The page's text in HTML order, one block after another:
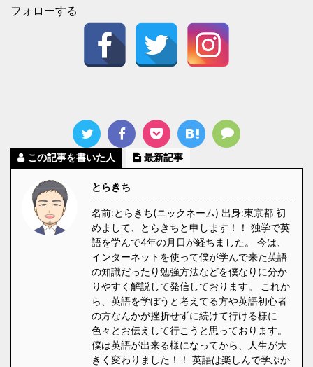
フォローする
この記事を書いた人 最新記事
とらきち
名前:とらきち(ニックネーム) 出身:東京都 初
めまして、とらきちと申します！！ 独学で英
語を学んで4年の月日が経ちました。 今は、
インターネットを使って僕が学んで来た英語
の知識だったり勉強方法などを僕なりに分か
りやすく解説して発信しております。 これか
ら、英語を学ぼうと考えてる方や英語初心者
の方なんかが挫折せずに続けて行ける様に
色々とお伝えして行こうと思っております。
僕は英語が出来る様になってから、人生が大
きく変わりました！！ 英語は楽しんで学ぶか